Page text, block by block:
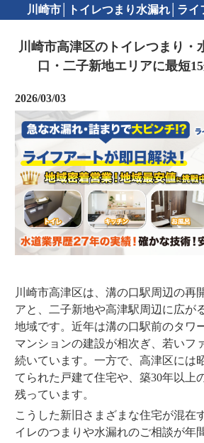
川崎市│トイレつまり水漏れ│ライ
川崎市高津区のトイレつまり・
口・二子新地エリアに最短
2026/03/03
川崎市高津区は、溝の口駅周辺の再
アと、二子新地や高津駅周辺に広が
地域です。近年は溝の口駅前のタワ
マンションの建設が相次ぎ、若いフ
続いています。一方で、高津区には
てられた戸建て住宅や、築30年以上
残っています。
こうした新旧さまざまな住宅が混在
イレのつまりや水漏れのご相談が年